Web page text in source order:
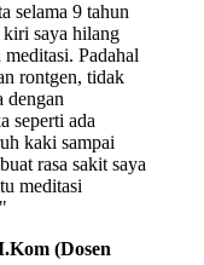
selama 9 tahun
kiri saya hilang
Padahal
rontgen, tidak
dengan
seperti ada
kaki sampai
rasa sakit saya
meditasi
(Dosen